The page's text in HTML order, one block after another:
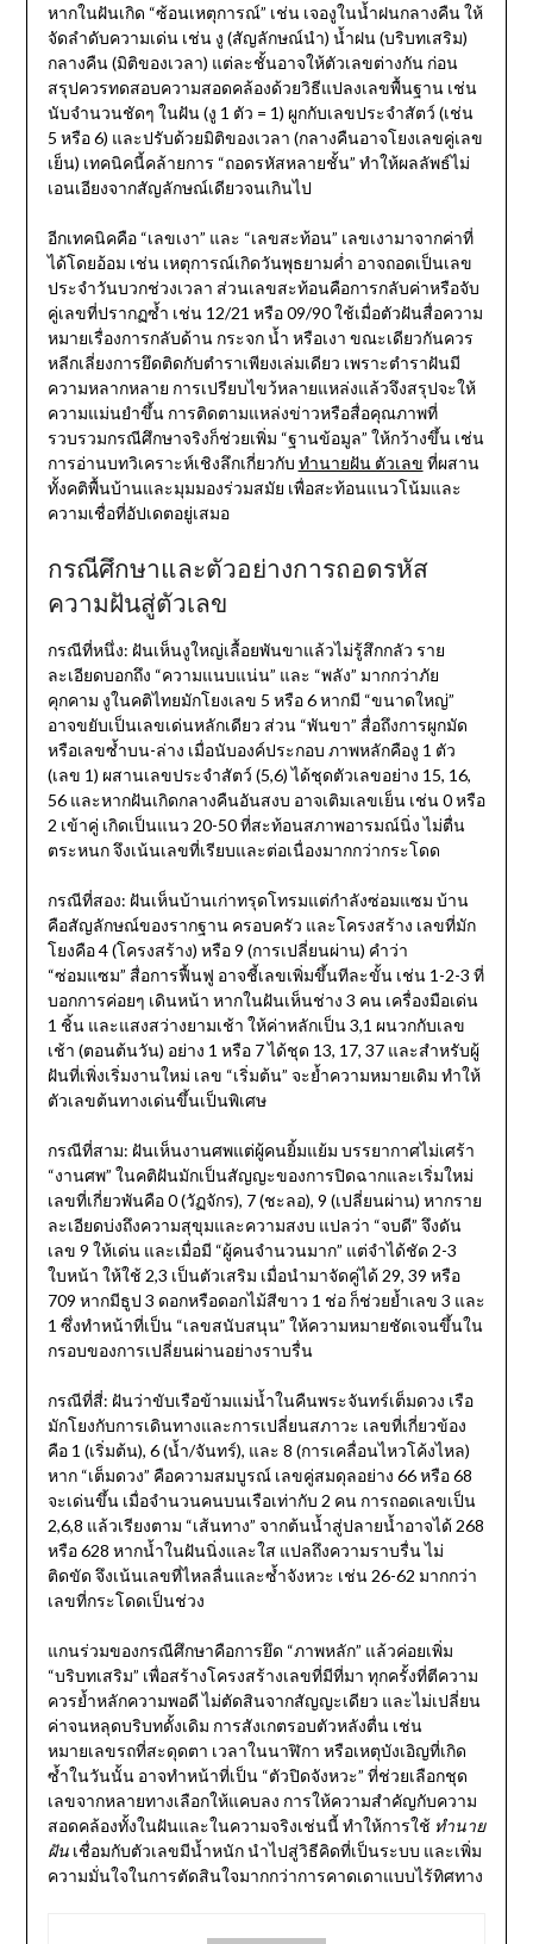
หากในฝันเกิด “ซ้อนเหตุการณ์” เช่น เจองูในน้ำฝนกลางคืน ให้
จัดลำดับความเด่น เช่น งู (สัญลักษณ์นำ) น้ำฝน (บริบทเสริม)
กลางคืน (มิติของเวลา) แต่ละชั้นอาจให้ตัวเลขต่างกัน ก่อน
สรุปควรทดสอบความสอดคล้องด้วยวิธีแปลงเลขพื้นฐาน เช่น
นับจำนวนชัดๆ ในฝัน (งู 1 ตัว = 1) ผูกกับเลขประจำสัตว์ (เช่น
5 หรือ 6) และปรับด้วยมิติของเวลา (กลางคืนอาจโยงเลขคู่เลข
เย็น) เทคนิคนี้คล้ายการ “ถอดรหัสหลายชั้น” ทำให้ผลลัพธ์ไม่
เอนเอียงจากสัญลักษณ์เดียวจนเกินไป
อีกเทคนิคคือ “เลขเงา” และ “เลขสะท้อน” เลขเงามาจากค่าที่
ได้โดยอ้อม เช่น เหตุการณ์เกิดวันพุธยามค่ำ อาจถอดเป็นเลข
ประจำวันบวกช่วงเวลา ส่วนเลขสะท้อนคือการกลับค่าหรือจับ
คู่เลขที่ปรากฏซ้ำ เช่น 12/21 หรือ 09/90 ใช้เมื่อตัวฝันสื่อความ
หมายเรื่องการกลับด้าน กระจก น้ำ หรือเงา ขณะเดียวกันควร
หลีกเลี่ยงการยึดติดกับตำราเพียงเล่มเดียว เพราะตำราฝันมี
ความหลากหลาย การเปรียบไขว้หลายแหล่งแล้วจึงสรุปจะให้
ความแม่นยำขึ้น การติดตามแหล่งข่าวหรือสื่อคุณภาพที่
รวบรวมกรณีศึกษาจริงก็ช่วยเพิ่ม “ฐานข้อมูล” ให้กว้างขึ้น เช่น
การอ่านบทวิเคราะห์เชิงลึกเกี่ยวกับ ทำนายฝัน ตัวเลข ที่ผสาน
ทั้งคติพื้นบ้านและมุมมองร่วมสมัย เพื่อสะท้อนแนวโน้มและ
ความเชื่อที่อัปเดตอยู่เสมอ
กรณีศึกษาและตัวอย่างการถอดรหัส
ความฝันสู่ตัวเลข
กรณีที่หนึ่ง: ฝันเห็นงูใหญ่เลื้อยพันขาแล้วไม่รู้สึกกลัว ราย
ละเอียดบอกถึง “ความแนบแน่น” และ “พลัง” มากกว่าภัย
คุกคาม งูในคติไทยมักโยงเลข 5 หรือ 6 หากมี “ขนาดใหญ่”
อาจขยับเป็นเลขเด่นหลักเดียว ส่วน “พันขา” สื่อถึงการผูกมัด
หรือเลขซ้ำบน-ล่าง เมื่อนับองค์ประกอบ ภาพหลักคืองู 1 ตัว
(เลข 1) ผสานเลขประจำสัตว์ (5,6) ได้ชุดตัวเลขอย่าง 15, 16,
56 และหากฝันเกิดกลางคืนอันสงบ อาจเติมเลขเย็น เช่น 0 หรือ
2 เข้าคู่ เกิดเป็นแนว 20-50 ที่สะท้อนสภาพอารมณ์นิ่ง ไม่ตื่น
ตระหนก จึงเน้นเลขที่เรียบและต่อเนื่องมากกว่ากระโดด
กรณีที่สอง: ฝันเห็นบ้านเก่าทรุดโทรมแต่กำลังซ่อมแซม บ้าน
คือสัญลักษณ์ของรากฐาน ครอบครัว และโครงสร้าง เลขที่มัก
โยงคือ 4 (โครงสร้าง) หรือ 9 (การเปลี่ยนผ่าน) คำว่า
“ซ่อมแซม” สื่อการฟื้นฟู อาจชี้เลขเพิ่มขึ้นทีละขั้น เช่น 1-2-3 ที่
บอกการค่อยๆ เดินหน้า หากในฝันเห็นช่าง 3 คน เครื่องมือเด่น
1 ชิ้น และแสงสว่างยามเช้า ให้ค่าหลักเป็น 3,1 ผนวกกับเลข
เช้า (ตอนต้นวัน) อย่าง 1 หรือ 7 ได้ชุด 13, 17, 37 และสำหรับผู้
ฝันที่เพิ่งเริ่มงานใหม่ เลข “เริ่มต้น” จะย้ำความหมายเดิม ทำให้
ตัวเลขต้นทางเด่นขึ้นเป็นพิเศษ
กรณีที่สาม: ฝันเห็นงานศพแต่ผู้คนยิ้มแย้ม บรรยากาศไม่เศร้า
“งานศพ” ในคติฝันมักเป็นสัญญะของการปิดฉากและเริ่มใหม่
เลขที่เกี่ยวพันคือ 0 (วัฏจักร), 7 (ชะลอ), 9 (เปลี่ยนผ่าน) หากราย
ละเอียดบ่งถึงความสุขุมและความสงบ แปลว่า “จบดี” จึงดัน
เลข 9 ให้เด่น และเมื่อมี “ผู้คนจำนวนมาก” แต่จำได้ชัด 2-3
ใบหน้า ให้ใช้ 2,3 เป็นตัวเสริม เมื่อนำมาจัดคู่ได้ 29, 39 หรือ
709 หากมีธูป 3 ดอกหรือดอกไม้สีขาว 1 ช่อ ก็ช่วยย้ำเลข 3 และ
1 ซึ่งทำหน้าที่เป็น “เลขสนับสนุน” ให้ความหมายชัดเจนขึ้นใน
กรอบของการเปลี่ยนผ่านอย่างราบรื่น
กรณีที่สี่: ฝันว่าขับเรือข้ามแม่น้ำในคืนพระจันทร์เต็มดวง เรือ
มักโยงกับการเดินทางและการเปลี่ยนสภาวะ เลขที่เกี่ยวข้อง
คือ 1 (เริ่มต้น), 6 (น้ำ/จันทร์), และ 8 (การเคลื่อนไหวโค้งไหล)
หาก “เต็มดวง” คือความสมบูรณ์ เลขคู่สมดุลอย่าง 66 หรือ 68
จะเด่นขึ้น เมื่อจำนวนคนบนเรือเท่ากับ 2 คน การถอดเลขเป็น
2,6,8 แล้วเรียงตาม “เส้นทาง” จากต้นน้ำสู่ปลายน้ำอาจได้ 268
หรือ 628 หากน้ำในฝันนิ่งและใส แปลถึงความราบรื่น ไม่
ติดขัด จึงเน้นเลขที่ไหลลื่นและซ้ำจังหวะ เช่น 26-62 มากกว่า
เลขที่กระโดดเป็นช่วง
แกนร่วมของกรณีศึกษาคือการยึด “ภาพหลัก” แล้วค่อยเพิ่ม
“บริบทเสริม” เพื่อสร้างโครงสร้างเลขที่มีที่มา ทุกครั้งที่ตีความ
ควรย้ำหลักความพอดี ไม่ตัดสินจากสัญญะเดียว และไม่เปลี่ยน
ค่าจนหลุดบริบทดั้งเดิม การสังเกตรอบตัวหลังตื่น เช่น
หมายเลขรถที่สะดุดตา เวลาในนาฬิกา หรือเหตุบังเอิญที่เกิด
ซ้ำในวันนั้น อาจทำหน้าที่เป็น “ตัวปิดจังหวะ” ที่ช่วยเลือกชุด
เลขจากหลายทางเลือกให้แคบลง การให้ความสำคัญกับความ
สอดคล้องทั้งในฝันและในความจริงเช่นนี้ ทำให้การใช้ ทำนาย
ฝันเชื่อมกับตัวเลขมีน้ำหนัก นำไปสู่วิธีคิดที่เป็นระบบ และเพิ่ม
ความมั่นใจในการตัดสินใจมากกว่าการคาดเดาแบบไร้ทิศทาง